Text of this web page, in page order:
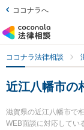
ココナラへ
ココナラ法律相談
近江八幡市の
滋賀県の近江八幡市で
WEB面談に対応してい